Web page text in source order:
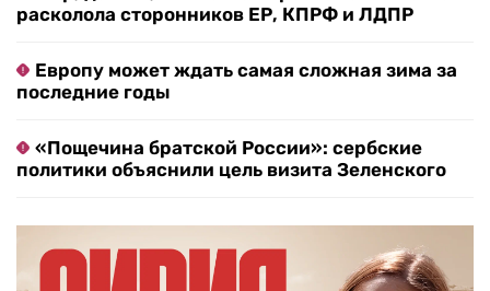
расколола сторонников ЕР, КПРФ и ЛДПР
Европу может ждать самая сложная зима за
последние годы
«Пощечина братской России»: сербские
политики объяснили цель визита Зеленского